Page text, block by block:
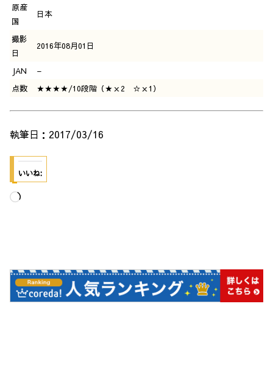
原産
国
日本
撮影
日
2016年08月01日
JAN
–
点数
★★★★/10段階（★ｘ2 ☆ｘ1）
執筆日：2017/03/16
いいね:
読